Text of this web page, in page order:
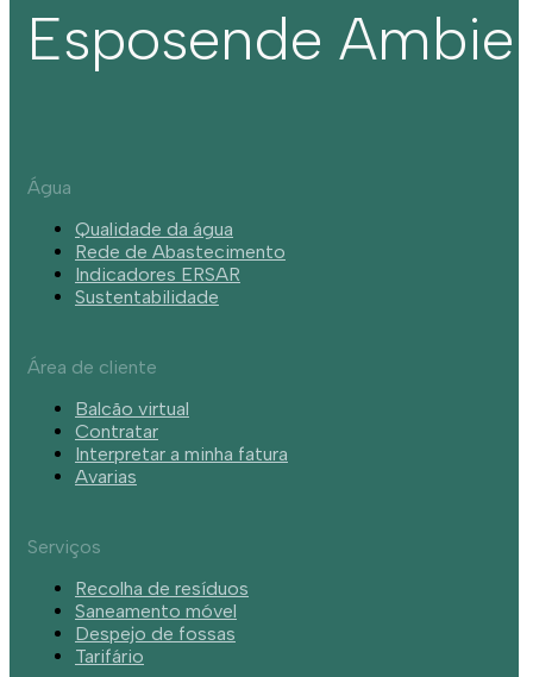
Esposende
Água
Qualidade da água
Rede de Abastecimento
Indicadores ERSAR
Sustentabilidade
Área de cliente
Balcão virtual
Contratar
Interpretar a minha fatura
Avarias
Serviços
Recolha de resíduos
Saneamento móvel
Despejo de fossas
Tarifário